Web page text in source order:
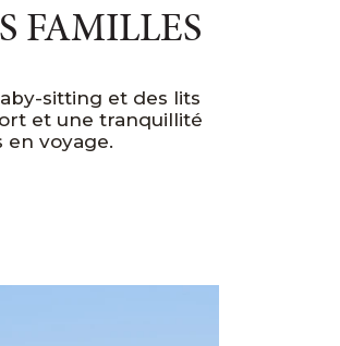
FAMILLES
sitting et des lits
et une tranquillité
en voyage.